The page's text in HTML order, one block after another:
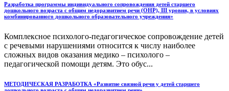
Разработка программы индивидуального сопровождения детей старшего
дошкольного возраста с общим недоразвитием речи (ОНР), III уровня, в условиях
комбинированного дошкольного образовательного учреждения»
Комплексное психолого-педагогическое сопровождение детей
с речевыми нарушениями относится к числу наиболее
сложных видов оказания медико – психолого –
педагогической помощи детям. Это обус...
МЕТОДИЧЕСКАЯ РАЗРАБОТКА «Развитие связной речи у детей старшего